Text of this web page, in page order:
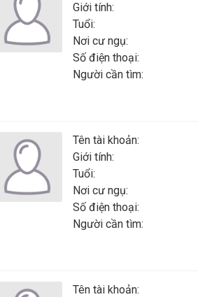
Giới tính:
Tuổi:
Nơi cư ngụ:
Số điện thoại:
Người cần tìm:
Tên tài khoản:
Giới tính:
Tuổi:
Nơi cư ngụ:
Số điện thoại:
Người cần tìm:
Tên tài khoản: